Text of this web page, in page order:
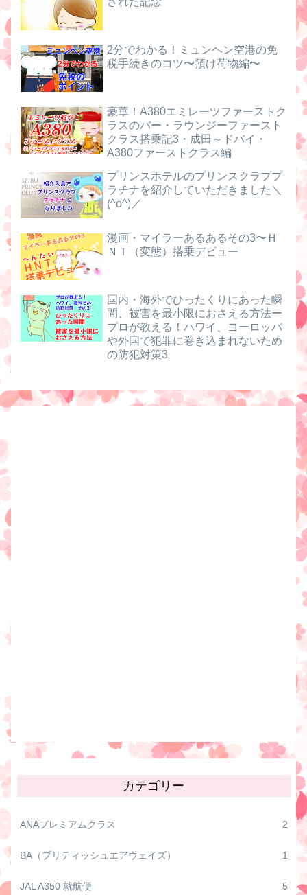
2分でわかる！ミュンヘン空港の免
税手続きのコツ〜預け荷物編〜
豪華！A380エミレーツファーストク
ラスのバー・ラウンジーファースト
クラス搭乗記3・成田～ドバイ・
A380ファーストクラス編
プリンスホテルのプリンスクラブプ
ラチナを紹介していただきました＼
(^o^)／
漫画・マイラーあるあるその3〜Ｈ
ＮＴ（変態）搭乗デビュー
国内・海外でひったくりにあった瞬
間、被害を最小限におさえる方法ー
プロが教える！ハワイ、ヨーロッパ
や外国で犯罪に巻き込まれないため
の防犯対策3
カテゴリー
ANAプレミアムクラス 2
BA（ブリティッシュエアウェイズ） 1
JAL A350 就航便 5